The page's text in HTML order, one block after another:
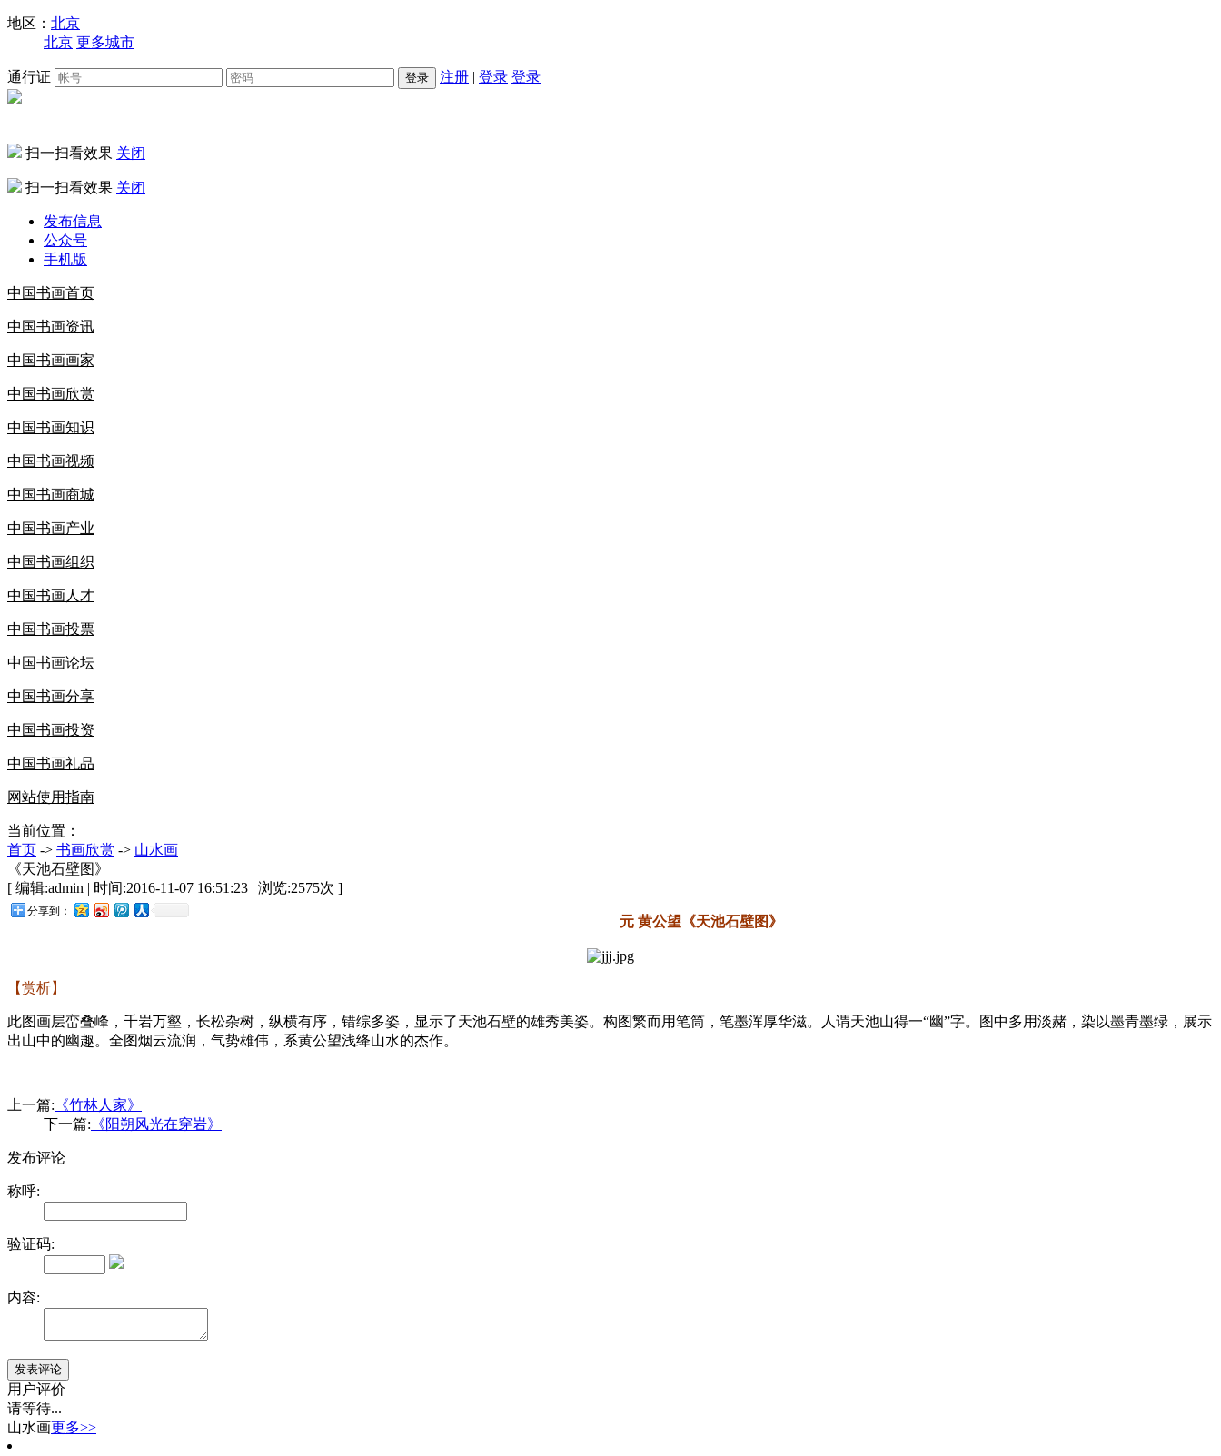
地区： 北京
北京 更多城市
通行证 注册 | 登录 登录
扫一扫看效果 关闭
扫一扫看效果 关闭
发布信息
公众号
手机版
中国书画首页
中国书画资讯
中国书画画家
中国书画欣赏
中国书画知识
中国书画视频
中国书画商城
中国书画产业
中国书画组织
中国书画人才
中国书画投票
中国书画论坛
中国书画分享
中国书画投资
中国书画礼品
网站使用指南
当前位置：
首页 -> 书画欣赏 -> 山水画
《天池石壁图》
[ 编辑:admin | 时间:2016-11-07 16:51:23 | 浏览:2575次 ]
分享到：
元 黄公望《天池石壁图》
【赏析】
此图画层峦叠峰，千岩万壑，长松杂树，纵横有序，错综多姿，显示了天池石壁的雄秀美姿。构图繁而用笔筒，笔墨浑厚华滋。人谓天池山得一“幽”字。图中多用淡赭，染以墨青墨绿，展示
出山中的幽趣。全图烟云流润，气势雄伟，系黄公望浅绛山水的杰作。
上一篇: 《竹林人家》
下一篇: 《阳朔风光在穿岩》
发布评论
称呼:
验证码:
内容:
用户评价
请等待...
山水画更多>>